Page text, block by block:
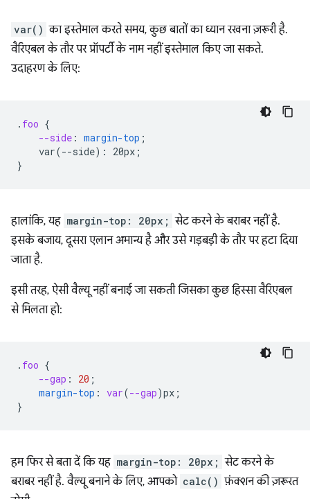
var() का इस्तेमाल करते समय, कुछ बातों का ध्यान रखना ज़रूरी है.
वैरिएबल के तौर पर प्रॉपर्टी के नाम नहीं इस्तेमाल किए जा सकते.
उदाहरण के लिए:
. foo {
--side : margin-top ;
var(--side):
20px ;
}
हालांकि, यह margin-top: 20px; सेट करने के बराबर नहीं है.
इसके बजाय, दूसरा एलान अमान्य है और उसे गड़बड़ी के तौर पर हटा दिया
जाता है.
इसी तरह, ऐसी वैल्यू नहीं बनाई जा सकती जिसका कुछ हिस्सा वैरिएबल
से मिलता हो:
. foo {
--gap : 20 ;
margin-top : var(--gap)px ;
}
हम फिर से बता दें कि यह margin-top: 20px; सेट करने के
बराबर नहीं है. वैल्यू बनाने के लिए, आपको calc() फ़ंक्शन की ज़रूरत